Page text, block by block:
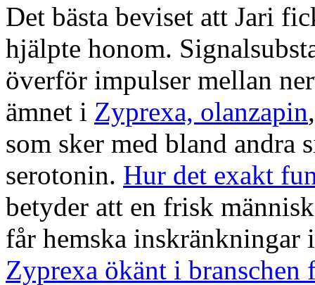
Det bästa beviset att Jari
hjälpte honom.
överför impulser mellan
ämnet i Zyprexa, olanzapin
som sker med bland andra
serotonin. Hur det exakt
betyder att en frisk
får hemska inskränkningar
Zyprexa ökänt i